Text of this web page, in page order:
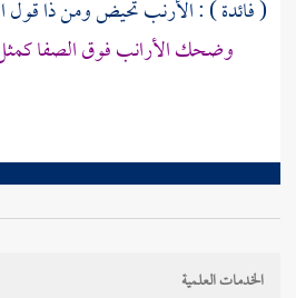
( فائدة ) : الأرنب تحيض ومن ذا قول
وضحك الأرانب فوق الصفا كمثل
الخدمات العلمية